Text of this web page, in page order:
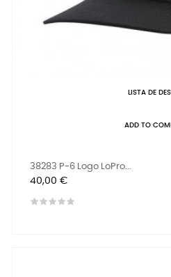
LISTA DE
ADD TO
38283 P-6 Logo LoPro...
Precio
40,00 €